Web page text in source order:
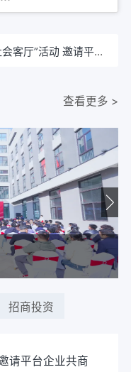
市人社局举办“人社会客厅”活动 邀请平台企业共商“新”事
查看更多 >
招商投资
请平台企业共商